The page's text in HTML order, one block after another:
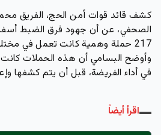
كشف قائد قوات أمن الحج، الفريق
الصحفي، عن أن جهود فرق الضبط
217 حملة وهمية
كانت تعمل في
وأوضح البسامي أن هذه الحملات
في أداء الفريضة، قبل أن يتم كشفها
اقرأ أيضاً